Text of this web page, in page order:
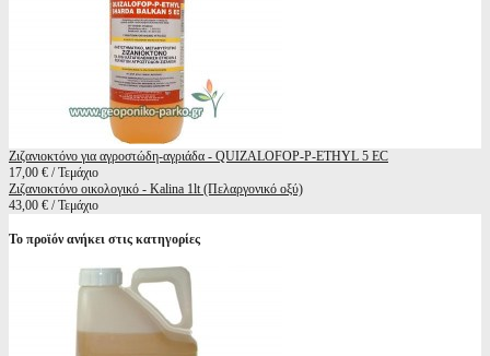
Ζιζανιοκτόνο για αγροστώδη-αγριάδα - QUIZALOFOP-P-ETHYL 5 EC
17,00 € / Τεμάχιο
Ζιζανιοκτόνο οικολογικό - Kalina 1lt (Πελαργονικό οξύ)
43,00 € / Τεμάχιο
Το προϊόν ανήκει στις κατηγορίες